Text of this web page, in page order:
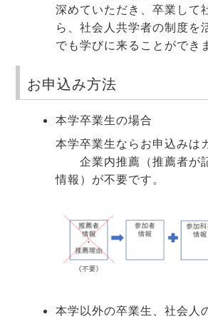
深めていただき、卒業して
ら、社会人共学者の制度を
でも学びに来ることができ
お申込み方法
本学卒業生の場合
本学卒業生ならお申込みは
企業内推薦（推薦者が
情報）が不要です。
本学以外の卒業生、社会人